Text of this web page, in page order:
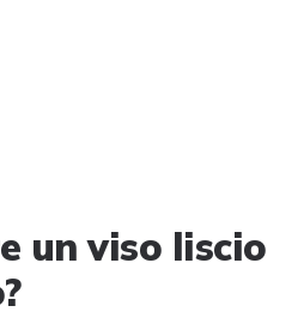
un viso liscio